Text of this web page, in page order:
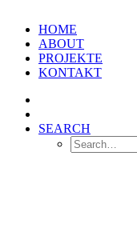
HOME
ABOUT
PROJEKTE
KONTAKT
SEARCH